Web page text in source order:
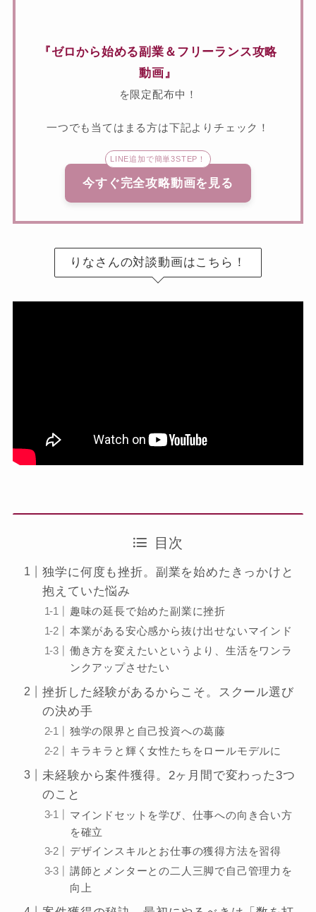
『ゼロから始める副業＆フリーランス攻略
動画』
を限定配布中！
一つでも当てはまる方は下記よりチェック！
LINE追加で簡単3STEP！
今すぐ完全攻略動画を見る
りなさんの対談動画はこちら！
目次
独学に何度も挫折。副業を始めたきっかけと
抱えていた悩み
趣味の延長で始めた副業に挫折
本業がある安心感から抜け出せないマインド
働き方を変えたいというより、生活をワンラ
ンクアップさせたい
挫折した経験があるからこそ。スクール選び
の決め手
独学の限界と自己投資への葛藤
キラキラと輝く女性たちをロールモデルに
未経験から案件獲得。2ヶ月間で変わった3つ
のこと
マインドセットを学び、仕事への向き合い方
を確立
デザインスキルとお仕事の獲得方法を習得
講師とメンターとの二人三脚で自己管理力を
向上